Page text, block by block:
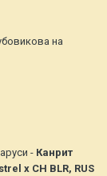
на
- Канрит
x CH BLR, RUS